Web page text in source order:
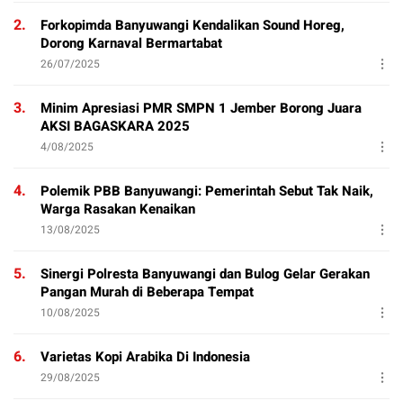
2.
Forkopimda Banyuwangi Kendalikan Sound Horeg,
Dorong Karnaval Bermartabat
26/07/2025
3.
Minim Apresiasi PMR SMPN 1 Jember Borong Juara
AKSI BAGASKARA 2025
4/08/2025
4.
Polemik PBB Banyuwangi: Pemerintah Sebut Tak Naik,
Warga Rasakan Kenaikan
13/08/2025
5.
Sinergi Polresta Banyuwangi dan Bulog Gelar Gerakan
Pangan Murah di Beberapa Tempat
10/08/2025
6. Varietas Kopi Arabika Di Indonesia
29/08/2025